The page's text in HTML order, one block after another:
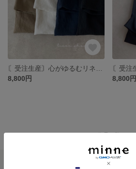
8,800円
8,800円
minne ホーム Lafu.fu(ラフフ) の作品一覧